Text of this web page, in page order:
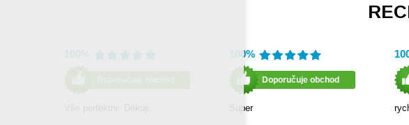
100%
Doporučuje obchod
Super